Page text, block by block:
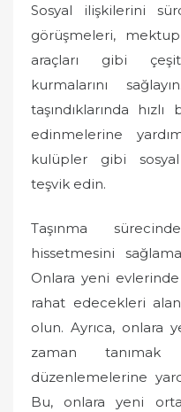
Sosyal ilişkilerini
görüşmeleri,
araçları gibi
kurmalarını
taşındıklarında
edinmelerine
kulüpler gibi sosyal
teşvik edin.
Taşınma
hissetmesini
Onlara yeni
rahat edecekleri
olun. Ayrıca, onlara
zaman tanımak
düzenlemelerine
Bu, onlara yeni